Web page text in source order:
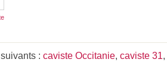
: caviste Occitanie, caviste 31,